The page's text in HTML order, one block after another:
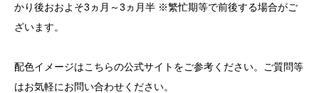
¥341,000
で
は
¥255,750
かり後おおよそ3ヵ月～3ヵ月半 ※繁忙期等で前後する場合がご
ざいます。
配色イメージはこちらの公式サイト をご参考ください。ご質問等
はお気軽にお問い合わせください。